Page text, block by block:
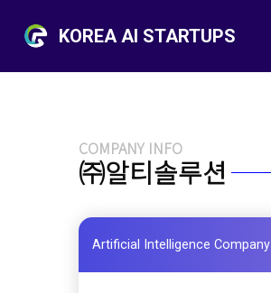
KOREA AI STARTUPS
COMPANY INFO
㈜알티솔루션
Artificial Intelligence Company